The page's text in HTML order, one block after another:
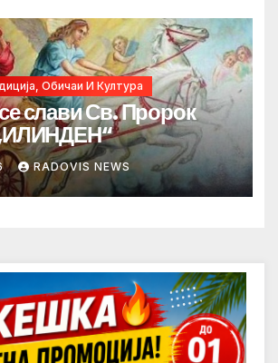
Обичаи И Култура
слави Св. Пророк
RADOVIS NEWS